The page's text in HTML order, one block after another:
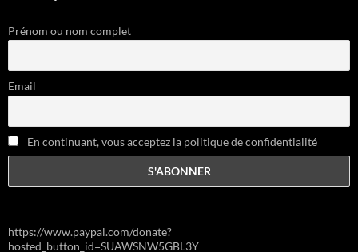
Prénom ou nom complet
Email
En continuant, vous acceptez la politique de confidentialité
https://www.paypal.com/donate?
hosted_button_id=SUAWSNW5GBL3Y